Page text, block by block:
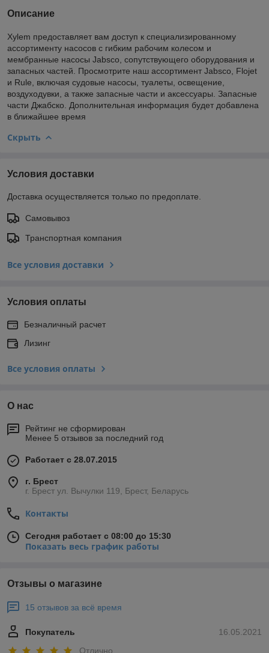
Описание
Xylem предоставляет вам доступ к специализированному
ассортименту насосов с гибким рабочим колесом и
мембранные насосы Jabsco, сопутствующего оборудования и
запасных частей. Просмотрите наш ассортимент Jabsco, Flojet
и Rule, включая судовые насосы, туалеты, освещение,
воздуходувки, а также запасные части и аксессуары. Запасные
части Джабско. Дополнительная информация будет добавлена
в ближайшее время
Скрыть
Условия доставки
Доставка осуществляется только по предоплате.
Самовывоз
Транспортная компания
Все условия доставки
Условия оплаты
Безналичный расчет
Лизинг
Все условия оплаты
О нас
Рейтинг не сформирован
Менее 5 отзывов за последний год
Работает с 28.07.2015
г. Брест
г. Брест ул. Вычулки 119, Брест, Беларусь
Контакты
Сегодня работает с 08:00 до 15:30
Показать весь график работы
Отзывы о магазине
15 отзывов за всё время
16.05.2021
Покупатель
Отлично